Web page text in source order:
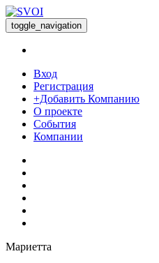
toggle_navigation
Вход
Регистрация
+Добавить Компанию
О проекте
События
Компании
Мариетта